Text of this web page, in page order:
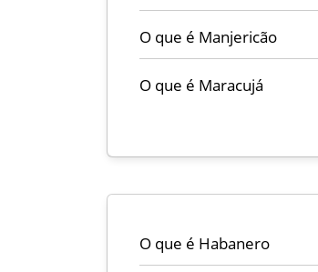
O que é Manjericão
O que é Maracujá
O que é Habanero